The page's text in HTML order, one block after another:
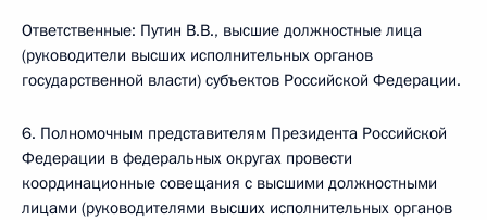
Ответственные: Путин В.В., высшие должностные лица
(руководители высших исполнительных органов
государственной власти) субъектов Российской Федерации.
6. Полномочным представителям Президента Российской
Федерации в федеральных округах провести
координационные совещания с высшими должностными
лицами (руководителями высших исполнительных органов